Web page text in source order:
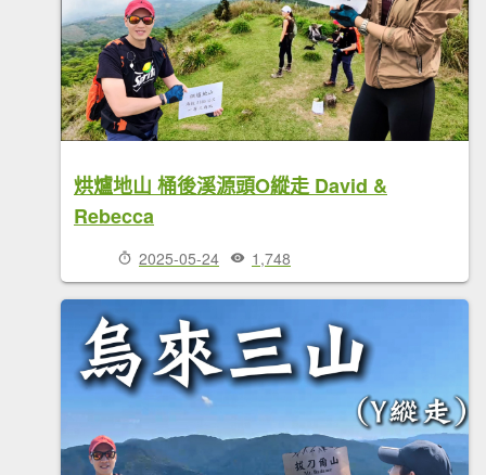
烘爐地山 桶後溪源頭O縱走 David &
Rebecca
2025-05-24 1,748